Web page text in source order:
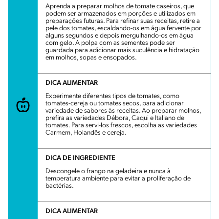
Aprenda a preparar molhos de tomate caseiros, que
podem ser armazenados em porções e utilizados em
preparações futuras. Para refinar suas receitas, retire a
pele dos tomates, escaldando-os em água fervente por
alguns segundos e depois mergulhando-os em água
com gelo. A polpa com as sementes pode ser
guardada para adicionar mais suculência e hidratação
em molhos, sopas e ensopados.
DICA ALIMENTAR
Experimente diferentes tipos de tomates, como
tomates-cereja ou tomates secos, para adicionar
variedade de sabores às receitas. Ao preparar molhos,
prefira as variedades Débora, Caqui e Italiano de
tomates. Para servi-los frescos, escolha as variedades
Carmem, Holandês e cereja.
DICA DE INGREDIENTE
Descongele o frango na geladeira e nunca à
temperatura ambiente para evitar a proliferação de
bactérias.
DICA ALIMENTAR